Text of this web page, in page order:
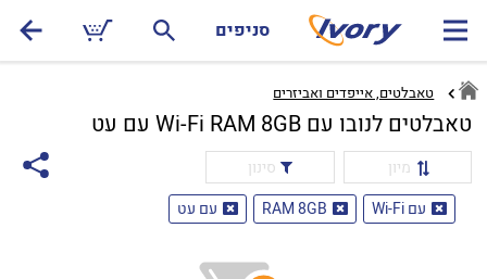
סניפים
טאבלטים, אייפדים ואביזרים
טאבלטים לנובו עם Wi-Fi RAM 8GB עם עט
מיון
סינון
עם Wi-Fi
RAM 8GB עם עט